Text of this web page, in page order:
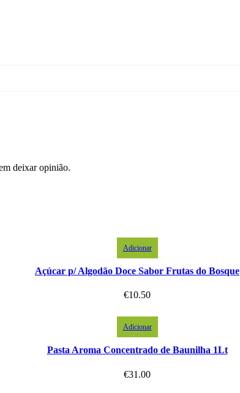
deixar opinião.
Adicionar
Açúcar p/ Algodão Doce Sabor Frutas do Bosque
€10.50
Adicionar
Pasta Aroma Concentrado de Baunilha 1Lt
€31.00